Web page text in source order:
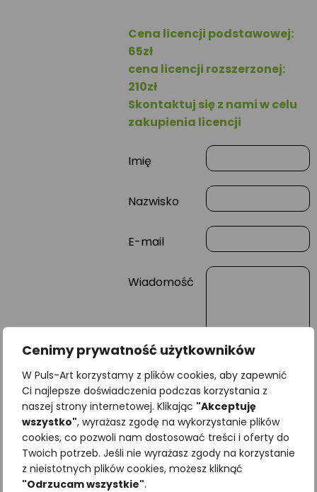
Cenimy prywatność użytkowników
W Puls-Art korzystamy z plików cookies, aby zapewnić
Ci najlepsze doświadczenia podczas korzystania z
naszej strony internetowej. Klikając "Akceptuję
wszystko", wyrażasz zgodę na wykorzystanie plików
cookies, co pozwoli nam dostosować treści i oferty do
Twoich potrzeb. Jeśli nie wyrażasz zgody na korzystanie
z nieistotnych plików cookies, możesz kliknąć
"Odrzucam wszystkie".
Cena licencji podstawowej:
65zł
cena licencji rozszerzonej:
210zł
Skontaktuj się z nami w celu
zakupienia licencji
Imię
Nazwisko
E-mail
Wiadomość
Najniższa cena z ostatnich 30
dni:65,00zł
SKU: